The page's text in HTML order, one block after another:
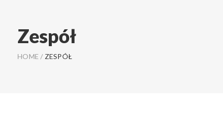
Zespół
HOME / ZESPÓŁ